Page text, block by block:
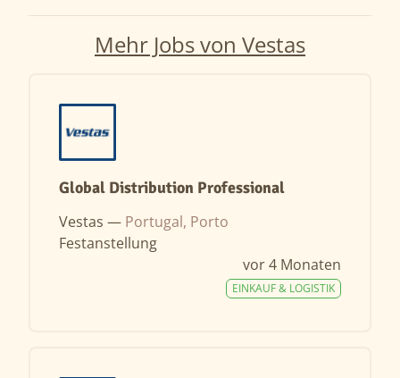
Mehr Jobs von Vestas
Global Distribution Professional
Vestas — Portugal, Porto
Festanstellung
vor 4 Monaten
EINKAUF & LOGISTIK